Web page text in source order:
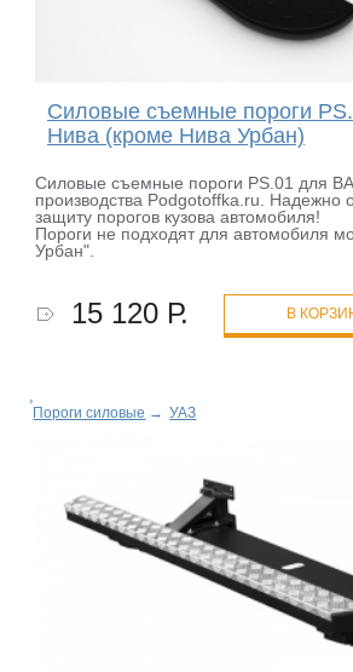
Силовые съемные пороги
Нива (кроме Нива Урбан)
Силовые съемные пороги PS.01 для
производства Podgotoffka.ru. Надежно
защиту порогов кузова автомобиля!
Пороги не подходят для автомобиля
Урбан".
15 120 Р. В
Пороги силовые → УАЗ